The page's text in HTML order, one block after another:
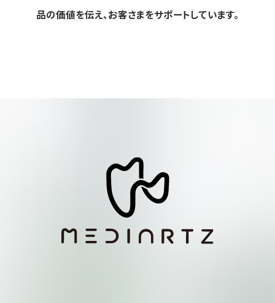
品の価値を伝え、お客さまをサポートしています。